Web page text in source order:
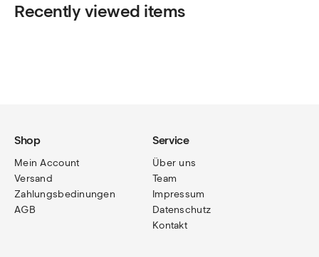
Recently viewed items
Shop
Mein Account
Versand
Zahlungsbedinungen
AGB
Service
Über uns
Team
Impressum
Datenschutz
Kontakt